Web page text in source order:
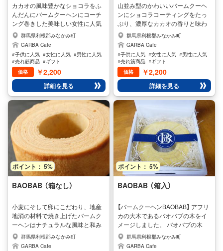
カカオの風味豊かなショコラをふ
んだんにバームクーヘンにコーチ
ング巻きした美味しい女性に人気
のシュトゥルーデル カカオホワイ
トは、ブレイクタイムに最適で
す。 パーティーやお祝いの席でも
喜ばれています
群馬県利根郡みなかみ町
GARBA Cafe
#子供に人気 #女性に人気 #男性に人気
#売れ筋商品 #ギフト
価格
￥2,200
詳細を見る
山並み型のかわいいバームクーヘ
ンにショコラコーティングをたっ
ぷり、濃厚なカカオの香りと味わ
いが口の中いっぱいに広がるバー
ムクーヘンです。 カカオブラック
はバームクーヘンとの相性は抜群
でどなたにも喜ばれる味です。 電
子レンジで10秒～15秒（700w）で
温めるとさらに美味しいトロっと
した食感を味わえます。 オンライ
ン注文の方 発送にあたり、この商
品は冷凍発送をさせていただきま
す。 配送料はお客様のご負担とな
りますので運賃表をご参照くださ
いませ。 ご注文からお届けまで
は、およそ3日～4日です。日に
ち、時間のご指定も出来ます。
群馬県利根郡みなかみ町
GARBA Cafe
#子供に人気 #女性に人気 #男性に人気
#売れ筋商品 #ギフト
価格
￥2,200
詳細を見る
ポイント： 5%
BAOBAB （箱なし）
小麦にそして卵にこだわり、地産
地消の材料で焼き上げたバームク
ーヘンはナチュラルな風味と和み
の食感です。大自然に囲まれたみ
なかみ町でGARBAはバームクーヘ
群馬県利根郡みなかみ町
GARBA Cafe
ポイント： 5%
BAOBAB （箱入）
【バームクーヘンBAOBAB】 アフリ
カの大木であるバオバブの木をイ
メージしました。 バオバブの木
は、樹齢数千年といわれる大木が
多く存在し、その中には10トンも
群馬県利根郡みなかみ町
GARBA Cafe